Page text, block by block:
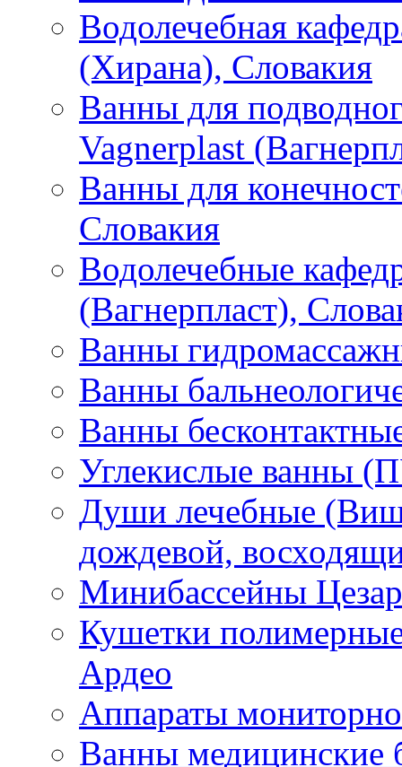
Водолечебная
(Хирана), Словакия
Ванны для
Vagnerplast
Ванны для
Словакия
Водолечебные
(Вагнерпласт),
Ванны
Ванны
Ванны
Углекислые ванны
Души лечебные
дождевой,
Минибассейны
Кушетки
Ардео
Аппараты
Ванны медицинские